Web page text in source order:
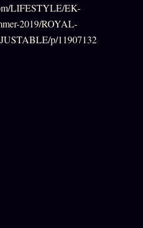
LIFESTYLE/EK-
2019/ROYAL-
p/11907132